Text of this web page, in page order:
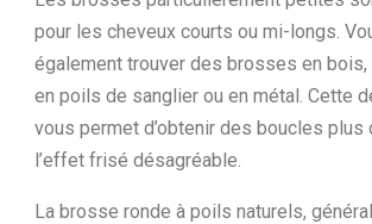
pour les cheveux courts ou mi-longs.
également trouver des brosses en bois,
en poils de sanglier ou en métal. Cette
vous permet d’obtenir des boucles plus
l’effet frisé désagréable.
La brosse ronde à poils naturels,